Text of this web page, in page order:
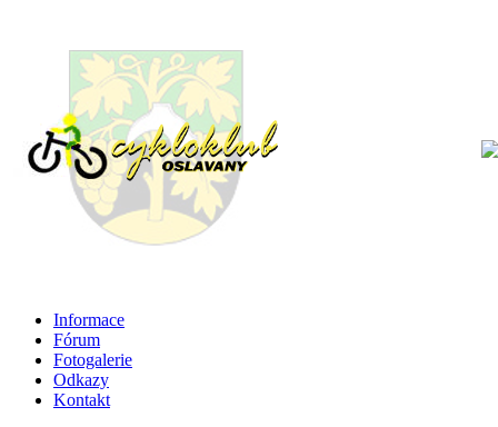
Informace
Fórum
Fotogalerie
Odkazy
Kontakt